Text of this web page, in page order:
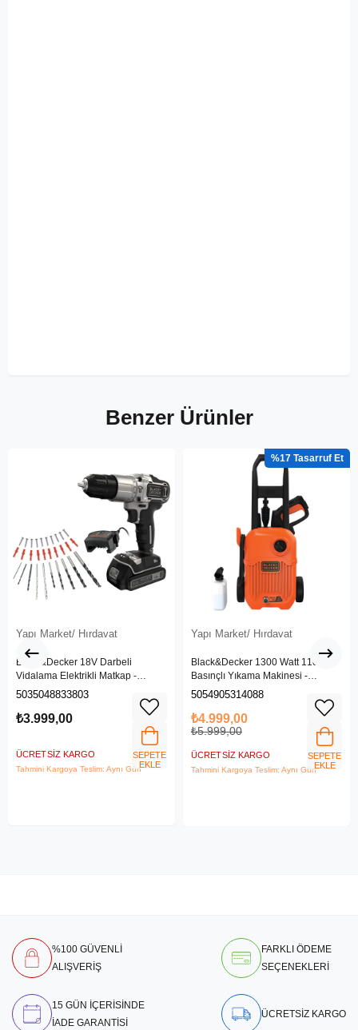
Benzer Ürünler
Yapı Market/ Hırdavat
Black&Decker 18V Darbeli
Vidalama Elektrikli Matkap -
BDCHD18SC1K-QW
5035048833803
₺3.999,00
ÜCRETSIZ KARGO
Tahmini Kargoya Teslim: Aynı Gün
SEPETE
EKLE
Yapı Market/ Hırdavat
Black&Decker 1300 Watt 110 Bar
Basınçlı Yıkama Makinesi -
(BEPW1300L-QS)
5054905314088
₺4.999,00
₺5.999,00
ÜCRETSIZ KARGO
Tahmini Kargoya Teslim: Aynı Gün
%17
SEPETE
EKLE
%100 GÜVENLİ
ALIŞVERİŞ
FARKLI ÖDEME
SEÇENEKLERİ
15 GÜN İÇERİSİNDE
İADE GARANTİSİ
ÜCRETSİZ KARGO